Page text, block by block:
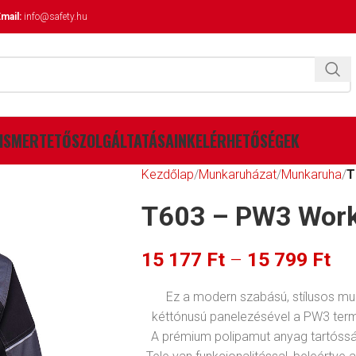
info@safety.hu
SZOLGÁLTATÁSAINKELÉRHETŐSÉGEK
Kezdőlap Munkaruházat Munkaruha
T603 – PW3
15 177 Ft – 15 799 Ft
Ez a modern szabású, stílusos
kéttónusú panelezésével a PW3
A prémium polipamut anyag